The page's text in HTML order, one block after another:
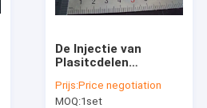
De Injectie van
Plasitcdelen
Vormen Machinemz
Reeks Hoge
Prijs:Price negotiation
MOQ:1set